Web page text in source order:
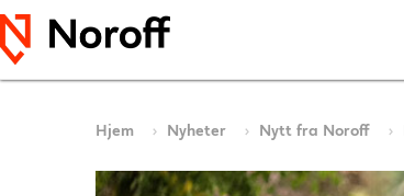
Hjem Nyheter Nytt fra Noroff